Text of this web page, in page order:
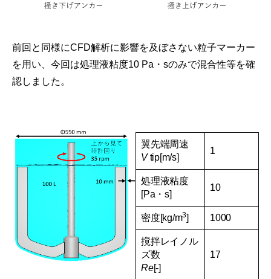
前回と同様にCFD解析に影響を及ぼさない粒子マーカー
を用い、今回は処理液粘度10 Pa・sのみで混合性等を確
認しました。
翼先端周速
Vtip[m/s]
1
処理液粘度
[Pa・s]
10
密度[kg/m3] 1000
撹拌レイノル
ズ数
Re[-]
17